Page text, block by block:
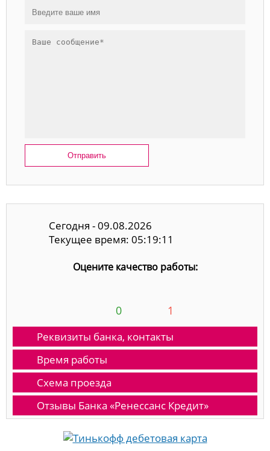
Отправить
Сегодня - 09.08.2026
Текущее время: 05:19:11
Оцените качество работы:
0 1
Реквизиты банка, контакты
Время работы
Схема проезда
Отзывы Банка «Ренессанс Кредит»